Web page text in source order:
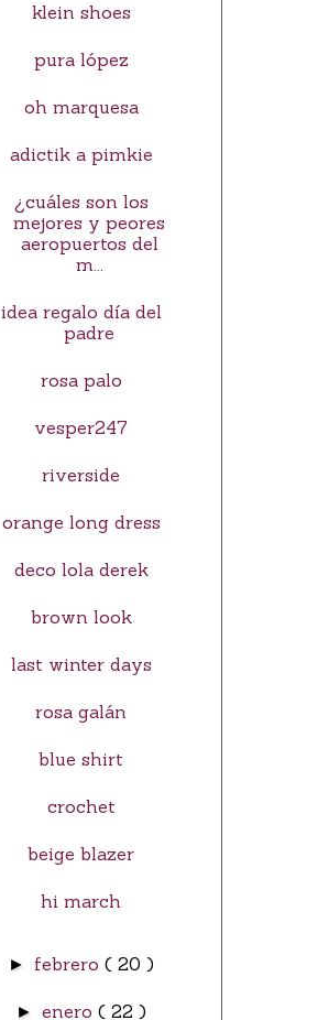
klein shoes
pura lópez
oh marquesa
adictik a pimkie
¿cuáles son los
mejores y peores
aeropuertos del
m...
idea regalo día del
padre
rosa palo
vesper247
riverside
orange long dress
deco lola derek
brown look
last winter days
rosa galán
blue shirt
crochet
beige blazer
hi march
► febrero( 20 )
►enero( 22 )